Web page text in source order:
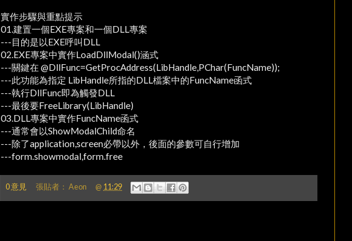
實作步驟與重點提示
01.建置一個EXE專案和一個DLL專案
---目的是以EXE呼叫DLL
02.EXE專案中實作LoadDllModal()涵式
---關鍵在 @DllFunc=GetProcAddress(LibHandle,PChar(FuncName));
---此功能為指定 LibHandle所指的DLL檔案中的FuncName函式
---執行DllFunc即為觸發DLL
---最後要FreeLibrary(LibHandle)
03.DLL專案中實作FuncName函式
---通常會以ShowModalChild命名
---除了application,screen必帶以外，後面的參數可自行增加
---form.showmodal,form.free
0 意見 張貼者： Aeon @ 11:29